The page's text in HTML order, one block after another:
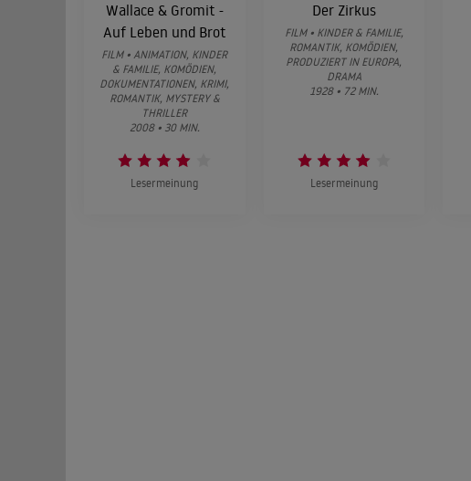
Wallace & Gromit -
Auf Leben und Brot
FILM • ANIMATION, KINDER
& FAMILIE, KOMÖDIEN,
DOKUMENTATIONEN, KRIMI,
ROMANTIK, MYSTERY &
THRILLER
2008 • 30 MIN.
Lesermeinung
Der Zirkus
FILM • KINDER & FAMILIE,
ROMANTIK, KOMÖDIEN,
PRODUZIERT IN EUROPA,
DRAMA
1928 • 72 MIN.
Lesermeinung